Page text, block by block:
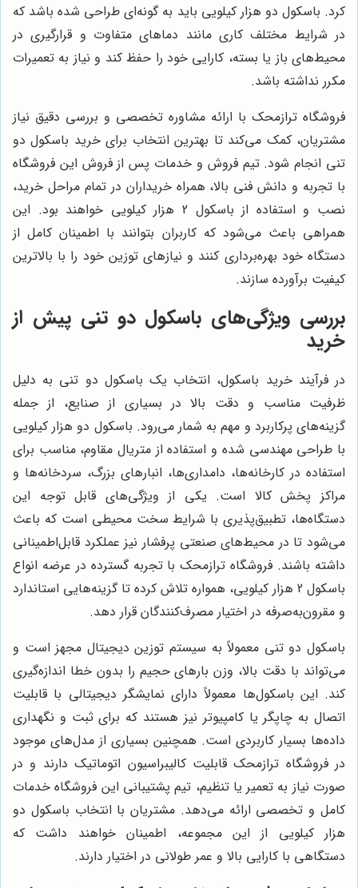
کرد. باسکول دو هزار کیلویی باید به گونه‌ای طراحی شده باشد که
در شرایط مختلف کاری مانند دماهای متفاوت و قرارگیری در
محیط‌های باز یا بسته، کارایی خود را حفظ کند و نیاز به تعمیرات
مکرر نداشته باشد.
فروشگاه ترازمحک با ارائه مشاوره تخصصی و بررسی دقیق نیاز
مشتریان، کمک می‌کند تا بهترین انتخاب برای خرید باسکول دو
تنی انجام شود. تیم فروش و خدمات پس از فروش این فروشگاه
با تجربه و دانش فنی بالا، همراه خریداران در تمام مراحل خرید،
نصب و استفاده از باسکول 2 هزار کیلویی خواهند بود. این
همراهی باعث می‌شود که کاربران بتوانند با اطمینان کامل از
دستگاه خود بهره‌برداری کنند و نیازهای توزین خود را با بالاترین
کیفیت برآورده سازند.
بررسی ویژگی‌های باسکول دو تنی پیش از
خرید
در فرآیند خرید باسکول، انتخاب یک باسکول دو تنی به دلیل
ظرفیت مناسب و دقت بالا در بسیاری از صنایع، از جمله
گزینه‌های پرکاربرد و مهم به شمار می‌رود. باسکول دو هزار کیلویی
با طراحی مهندسی شده و استفاده از متریال مقاوم، مناسب برای
استفاده در کارخانه‌ها، دامداری‌ها، انبارهای بزرگ، سردخانه‌ها و
مراکز پخش کالا است. یکی از ویژگی‌های قابل توجه این
دستگاه‌ها، تطبیق‌پذیری با شرایط سخت محیطی است که باعث
می‌شود تا در محیط‌های صنعتی پرفشار نیز عملکرد قابل‌اطمینانی
داشته باشند. فروشگاه ترازمحک با تجربه گسترده در عرضه انواع
باسکول 2 هزار کیلویی، همواره تلاش کرده تا گزینه‌هایی استاندارد
و مقرون‌به‌صرفه در اختیار مصرف‌کنندگان قرار دهد.
باسکول دو تنی معمولاً به سیستم توزین دیجیتال مجهز است و
می‌تواند با دقت بالا، وزن بارهای حجیم را بدون خطا اندازه‌گیری
کند. این باسکول‌ها معمولاً دارای نمایشگر دیجیتالی با قابلیت
اتصال به چاپگر یا کامپیوتر نیز هستند که برای ثبت و نگهداری
داده‌ها بسیار کاربردی است. همچنین بسیاری از مدل‌های موجود
در فروشگاه ترازمحک قابلیت کالیبراسیون اتوماتیک دارند و در
صورت نیاز به تعمیر یا تنظیم، تیم پشتیبانی این فروشگاه خدمات
کامل و تخصصی ارائه می‌دهد. مشتریان با انتخاب باسکول دو
هزار کیلویی از این مجموعه، اطمینان خواهند داشت که
دستگاهی با کارایی بالا و عمر طولانی در اختیار دارند.